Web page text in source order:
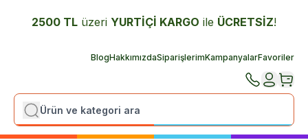
2500 TL üzeri YURTİÇİ KARGO ile ÜCRETSİZ!
BlogHakkımızdaSiparişlerimKampanyalarFavoriler
Ana Sayfa Meyve Fidanları 5 Yaşında Meyve Fidanları
Kayısı Fidanı Şekerpare 4 Yaş
120 cm
2Değerlendirme